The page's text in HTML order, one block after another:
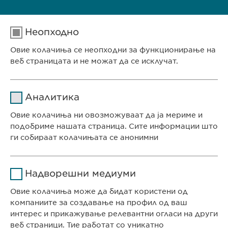
ЗАШТИТА НА ЛИЧНИ ПОДАТОЦИ
Антонио Николоски
е-пошта: dpo@ewopharma.mk
Евофарма АГ Претставништво Скопје
Антон Попов 1-2/3
Скопје, Северна Македонија
Неопходно
Овие колачиња се неопходни за функционирање на
веб страницата и не можат да се исклучат.
sgalinski
Времетраење
Цел
согласност за колачиња
Аналитика
Овие колачиња ни овозможуваат да ја мериме и
подобриме нашата страница. Сите информации што
ги собираат колачињата се анонимни
Google
Времетраење
Надворешни медиуми
Овие колачиња може да бидат користени од
компаниите за создавање на профил од ваш
интерес и прикажување релевантни огласи на други
веб страници. Тие работат со уникатно